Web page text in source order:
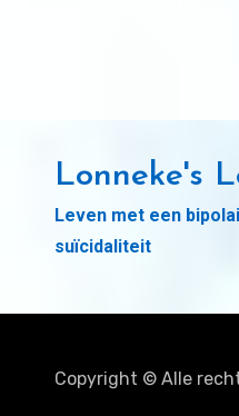
Lonneke's
Leven met een
suïcidaliteit
Copyright © Alle